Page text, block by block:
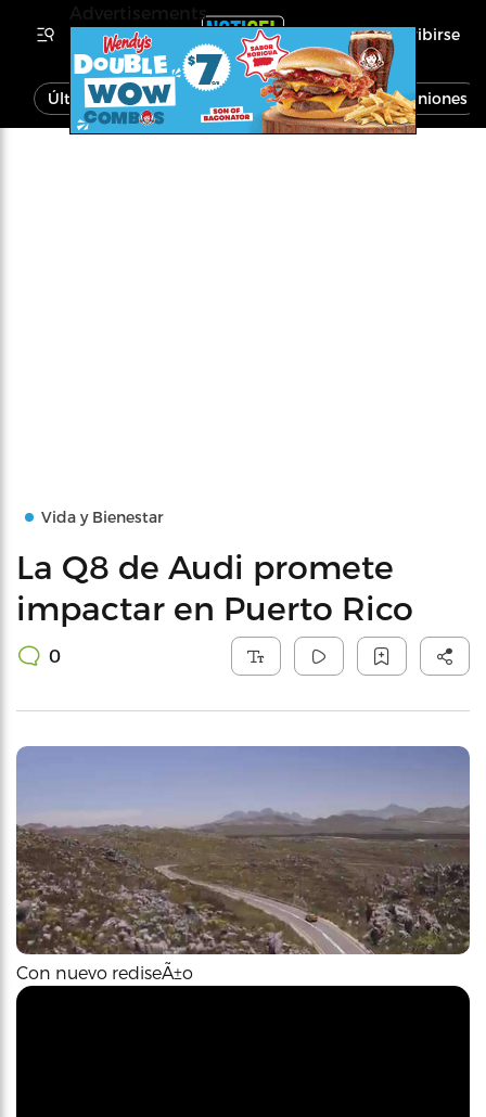
Inscribirse
Última Hora Noticias Economía Opiniones
Vida y Bienestar
La Q8 de Audi promete
impactar en Puerto Rico
0
Con nuevo rediseÃ±o
Advertisements